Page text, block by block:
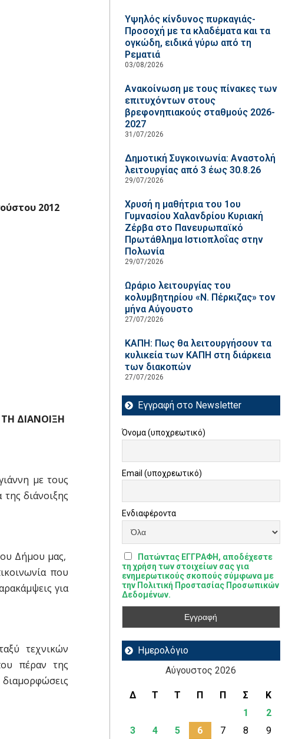
2012
ΔΙΑΝΟΙΞΗ
με τους
διάνοιξης
Δήμου μας,
που
για
τεχνικών
πέραν της
Υψηλός κίνδυνος πυρκαγιάς-
Προσοχή με τα κλαδέματα και τα
ογκώδη, ειδικά γύρω από τη
Ρεματιά
03/08/2026
Ανακοίνωση με τους πίνακες των
επιτυχόντων στους
βρεφονηπιακούς σταθμούς 2026-
2027
31/07/2026
Δημοτική Συγκοινωνία: Αναστολή
λειτουργίας από 3 έως 30.8.26
29/07/2026
Χρυσή η μαθήτρια του 1ου
Γυμνασίου Χαλανδρίου Κυριακή
Ζέρβα στο Πανευρωπαϊκό
Πρωτάθλημα Ιστιοπλοΐας στην
Πολωνία
29/07/2026
Ωράριο λειτουργίας του
κολυμβητηρίου «Ν. Πέρκιζας» τον
μήνα Αύγουστο
27/07/2026
ΚΑΠΗ: Πως θα λειτουργήσουν τα
κυλικεία των ΚΑΠΗ στη διάρκεια
των διακοπών
27/07/2026
Εγγραφή στο Newsletter
Όνομα (υποχρεωτικό)
Email (υποχρεωτικό)
Ενδιαφέροντα
Πατώντας ΕΓΓΡΑΦΗ, αποδέχεστε
τη χρήση των στοιχείων σας για
ενημερωτικούς σκοπούς σύμφωνα με
την Πολιτική Προστασίας Προσωπικών
Δεδομένων.
Ημερολόγιο
Αύγουστος 2026
Δ Τ Τ Π Π Σ
Κ
1
2
3
4 5 6 7 8
9